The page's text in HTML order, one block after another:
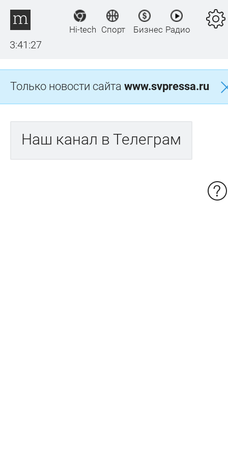
3:41:27
Hi-tech Спорт Бизнес Радио
Только новости сайта www.svpressa.ru
Наш канал в Телеграм